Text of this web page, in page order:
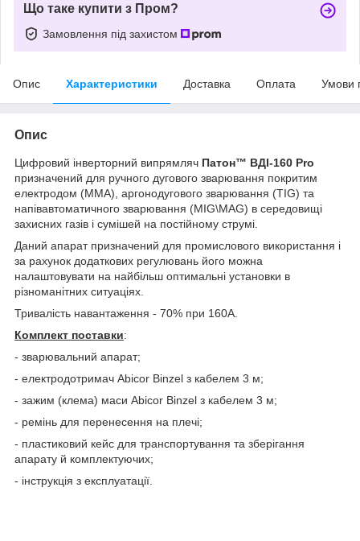
Що таке купити з Пром?
Замовлення під захистом
Опис Характеристики Доставка Оплата Умови
Опис
Цифровий інверторний випрямляч Патон™ ВДІ-160 Pro
призначений для ручного дугового зварювання покритим
електродом (MMA), аргонодугового зварювання (TIG) та
напівавтоматичного зварювання (MIG\MAG) в середовищі
захисних газів і сумішей на постійному струмі.
Даний апарат призначений для промислового використання і
за рахунок додаткових регулювань його можна
налаштовувати на найбільш оптимальні установки в
різноманітних ситуаціях.
Тривалість навантаження - 70% при 160А.
Комплект поставки:
- зварювальний апарат;
- електродотримач Abicor Binzel з кабелем 3 м;
- зажим (клема) маси Abicor Binzel з кабелем 3 м;
- ремінь для перенесення на плечі;
- пластиковий кейс для транспортування та зберігання
апарату й комплектуючих;
- інструкція з експлуатації.